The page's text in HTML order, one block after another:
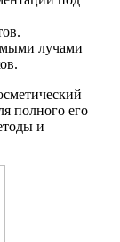
лучами
полного его
и